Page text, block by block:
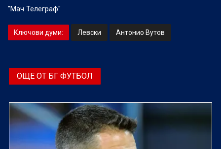
"Мач Телеграф"
Ключови думи: Левски Антонио Вутов
ОЩЕ ОТ БГ ФУТБОЛ